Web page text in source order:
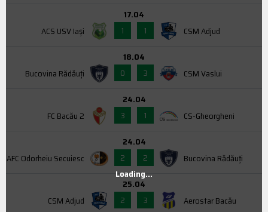
ACS USV Iaşi
17.04
1
1 CSM Adjud
Bucovina Rădăuți
18.04
0
3 CSM Vaslui
FC Bacău 2
24.04
3
1 CS-Gheorgheni
AFC Odorheiu Secuiesc
24.04
2
2 Bucovina Rădăuți
CSM Adjud
25.04
2
3 Aerostar Bacău
Loading...